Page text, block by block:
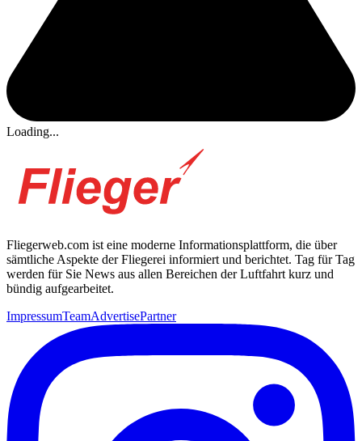
Loading...
Fliegerweb.com ist eine moderne Informationsplattform, die über
sämtliche Aspekte der Fliegerei informiert und berichtet. Tag für Tag
werden für Sie News aus allen Bereichen der Luftfahrt kurz und
bündig aufgearbeitet.
ImpressumTeamAdvertisePartner